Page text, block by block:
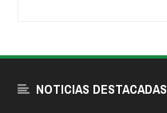
NOTICIAS DESTACADAS